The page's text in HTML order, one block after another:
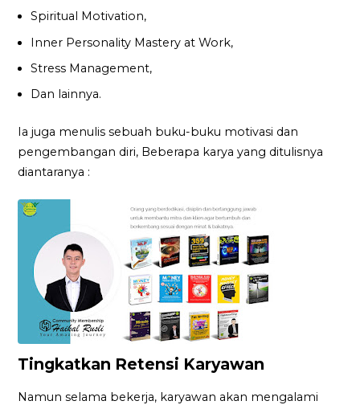
Spiritual Motivation,
Inner Personality Mastery at Work,
Stress Management,
Dan lainnya.
Ia juga menulis sebuah buku-buku motivasi dan
pengembangan diri, Beberapa karya yang ditulisnya
diantaranya :
Tingkatkan Retensi Karyawan
Namun selama bekerja, karyawan akan mengalami